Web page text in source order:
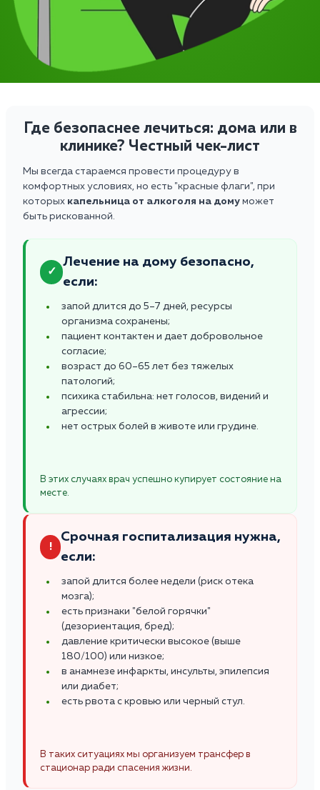
Где безопаснее лечиться: дома или в
клинике? Честный чек-лист
Мы всегда стараемся провести процедуру в
комфортных условиях, но есть "красные флаги", при
которых капельница от алкоголя на дому может
быть рискованной.
✓
Лечение на дому безопасно,
если:
запой длится до 5–7 дней, ресурсы
организма сохранены;
пациент контактен и дает добровольное
согласие;
возраст до 60–65 лет без тяжелых
патологий;
психика стабильна: нет голосов, видений и
агрессии;
нет острых болей в животе или грудине.
В этих случаях врач успешно купирует состояние на
месте.
!
Срочная госпитализация нужна,
если:
запой длится более недели (риск отека
мозга);
есть признаки "белой горячки"
(дезориентация, бред);
давление критически высокое (выше
180/100) или низкое;
в анамнезе инфаркты, инсульты, эпилепсия
или диабет;
есть рвота с кровью или черный стул.
В таких ситуациях мы организуем трансфер в
стационар ради спасения жизни.